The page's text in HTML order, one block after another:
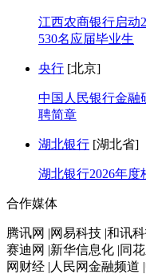
江西农商银行启动
530名应届毕业生
央行 [北京]
中国人民银行金融
聘简章
湖北银行 [湖北省]
湖北银行2026年度
合作媒体
腾讯网 |网易科技 |和讯
赛迪网 |新华信息化 |同
网财经 |人民网金融频道